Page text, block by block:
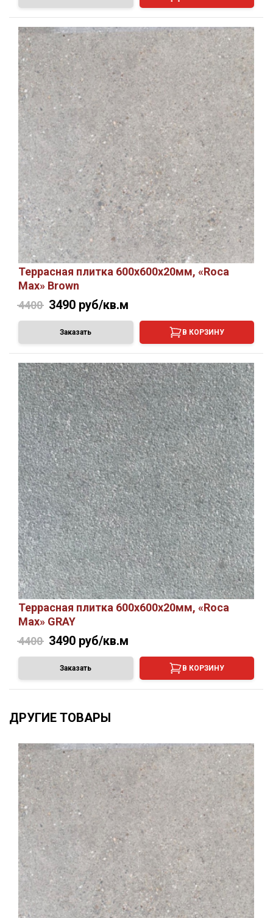
Террасная плитка 600х600х20мм, «Roca
Max» Brown
4400 3490 руб/кв.м
Заказать В КОРЗИНУ
Террасная плитка 600х600х20мм, «Roca
Max» GRAY
4400 3490 руб/кв.м
Заказать В КОРЗИНУ
ДРУГИЕ ТОВАРЫ